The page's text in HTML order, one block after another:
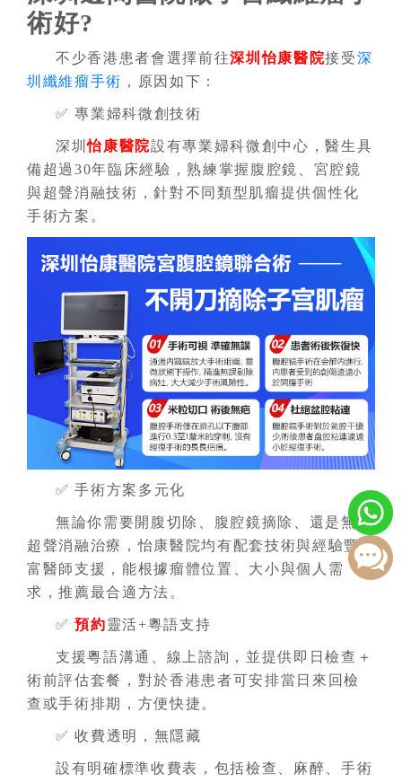
術好?
不少香港患者會選擇前往深圳怡康醫院接受深
圳纖維瘤手術 ，原因如下：
✅ 專業婦科微創技術
深圳怡康醫院設有專業婦科微創中心，醫生具
備超過30年臨床經驗，熟練掌握腹腔鏡、宮腔鏡
與超聲消融技術，針對不同類型肌瘤提供個性化
手術方案。
✅ 手術方案多元化
無論你需要開腹切除、腹腔鏡摘除、還是無創
超聲消融治療，怡康醫院均有配套技術與經驗豐
富醫師支援，能根據瘤體位置、大小與個人需
求，推薦最合適方法。
✅預約靈活+粵語支持
支援粵語溝通、線上諮詢，並提供即日檢查＋
術前評估套餐，對於香港患者可安排當日來回檢
查或手術排期，方便快捷。
✅ 收費透明，無隱藏
設有明確標準收費表，包括檢查、麻醉、手術